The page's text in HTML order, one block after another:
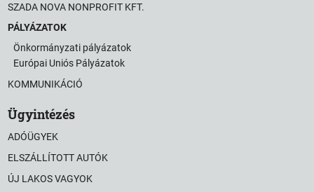
SZADA NOVA NONPROFIT KFT.
PÁLYÁZATOK
Önkormányzati pályázatok
Európai Uniós Pályázatok
KOMMUNIKÁCIÓ
Ügyintézés
ADÓÜGYEK
ELSZÁLLÍTOTT AUTÓK
ÚJ LAKOS VAGYOK